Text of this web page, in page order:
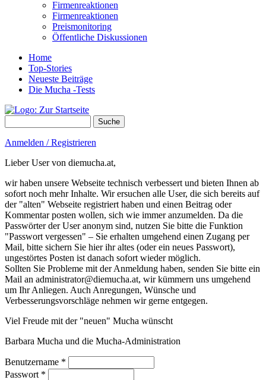
Firmenreaktionen
Firmenreaktionen
Preismonitoring
Öffentliche Diskussionen
Home
Top-Stories
Neueste Beiträge
Die Mucha -Tests
Anmelden / Registrieren
Lieber User von diemucha.at,
wir haben unsere Webseite technisch verbessert und bieten Ihnen ab
sofort noch mehr Inhalte. Wir ersuchen alle User, die sich bereits auf
der "alten" Webseite registriert haben und einen Beitrag oder
Kommentar posten wollen, sich wie immer anzumelden. Da die
Passwörter der User anonym sind, nutzen Sie bitte die Funktion
"Passwort vergessen" – Sie erhalten umgehend einen Zugang per
Mail, bitte sichern Sie hier ihr altes (oder ein neues Passwort),
ungestörtes Posten ist danach sofort wieder möglich.
Sollten Sie Probleme mit der Anmeldung haben, senden Sie bitte ein
Mail an administrator@diemucha.at, wir kümmern uns umgehend
um Ihr Anliegen. Auch Anregungen, Wünsche und
Verbesserungsvorschläge nehmen wir gerne entgegen.
Viel Freude mit der "neuen" Mucha wünscht
Barbara Mucha und die Mucha-Administration
Benutzername *
Passwort *